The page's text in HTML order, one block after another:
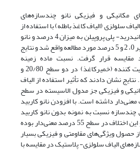
مکانیکی و فیزیکی نانو چندسازه‌های
سلولزی (الیاف کاغذ باطله) با استفاده از
عامل جفت کننده مالئیک انیدرید- پلی پروپیلن به میزان 4 درصد و نانو
کاربید سیلیسیم در مقادیر 0، 2 و 5 درصد مورد مطالعه واقع شد و نتایج
مقایسه قرار گرفت. نسبت ماده زمینه
(پلیپروپیلن) به ماده تقویت کننده (خمیرکاغذ) در دو سطح 20/80 و
نتایج نشان دادند که تأثیر استفاده از الیاف
و فیزیکی جز مدول الاسیسته در سطح
اختلاف معنی‌دار داشته است. با افزودن نانو کاربید
نسبت به نمونه بدون نانو کاربید
سیلیسیم افزایش یافته و این اختلاف در سطح 55 درصد معنی‌دار بوده
حصول ویژگی‌های مقاومتی و فیزیکی بسیار
الیاف سلولزی- پلاستیک در مقایسه با